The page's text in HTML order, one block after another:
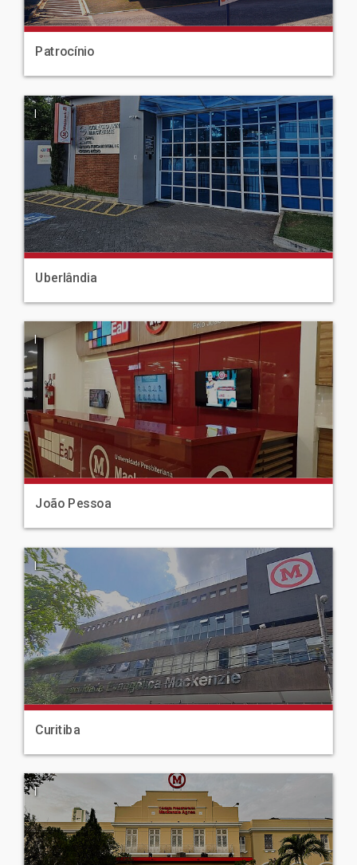
Patrocínio
|
Uberlândia
|
João Pessoa
|
Curitiba
|